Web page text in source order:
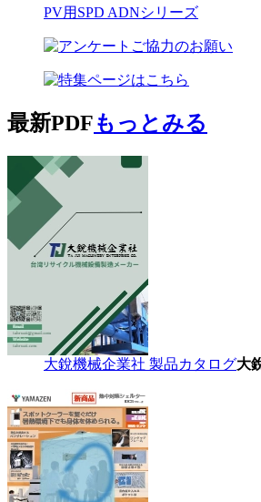
PV用SPD ADNシリーズ
最新PDFもっとみる
大銳機械企業社 製品カタログ大